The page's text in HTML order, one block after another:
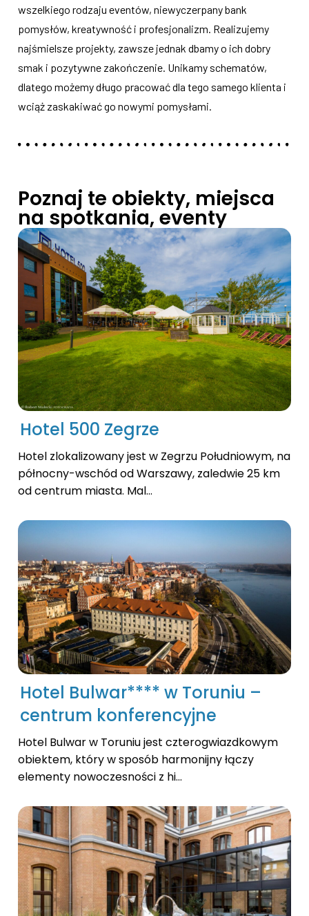
wszelkiego rodzaju eventów, niewyczerpany bank
pomysłów, kreatywność i profesjonalizm. Realizujemy
najśmielsze projekty, zawsze jednak dbamy o ich dobry
smak i pozytywne zakończenie. Unikamy schematów,
dlatego możemy długo pracować dla tego samego klienta i
wciąż zaskakiwać go nowymi pomysłami.
Poznaj te obiekty, miejsca
na spotkania, eventy
Hotel 500 Zegrze
Hotel zlokalizowany jest w Zegrzu Południowym, na
północny-wschód od Warszawy, zaledwie 25 km
od centrum miasta. Mal...
Hotel Bulwar**** w Toruniu –
centrum konferencyjne
Hotel Bulwar w Toruniu jest czterogwiazdkowym
obiektem, który w sposób harmonijny łączy
elementy nowoczesności z hi...